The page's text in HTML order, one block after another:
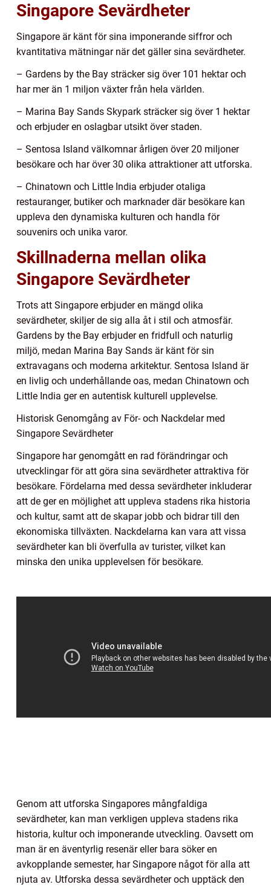
Singapore Sevärdheter
Singapore är känt för sina imponerande siffror och
kvantitativa mätningar när det gäller sina sevärdheter.
– Gardens by the Bay sträcker sig över 101 hektar och
har mer än 1 miljon växter från hela världen.
– Marina Bay Sands Skypark sträcker sig över 1 hektar
och erbjuder en oslagbar utsikt över staden.
– Sentosa Island välkomnar årligen över 20 miljoner
besökare och har över 30 olika attraktioner att utforska.
– Chinatown och Little India erbjuder otaliga
restauranger, butiker och marknader där besökare kan
uppleva den dynamiska kulturen och handla för
souvenirs och unika varor.
Skillnaderna mellan olika
Singapore Sevärdheter
Trots att Singapore erbjuder en mängd olika
sevärdheter, skiljer de sig alla åt i stil och atmosfär.
Gardens by the Bay erbjuder en fridfull och naturlig
miljö, medan Marina Bay Sands är känt för sin
extravagans och moderna arkitektur. Sentosa Island är
en livlig och underhållande oas, medan Chinatown och
Little India ger en autentisk kulturell upplevelse.
Historisk Genomgång av För- och Nackdelar med
Singapore Sevärdheter
Singapore har genomgått en rad förändringar och
utvecklingar för att göra sina sevärdheter attraktiva för
besökare. Fördelarna med dessa sevärdheter inkluderar
att de ger en möjlighet att uppleva stadens rika historia
och kultur, samt att de skapar jobb och bidrar till den
ekonomiska tillväxten. Nackdelarna kan vara att vissa
sevärdheter kan bli överfulla av turister, vilket kan
minska den unika upplevelsen för besökare.
Genom att utforska Singapores mångfaldiga
sevärdheter, kan man verkligen uppleva stadens rika
historia, kultur och imponerande utveckling. Oavsett om
man är en äventyrlig resenär eller bara söker en
avkopplande semester, har Singapore något för alla att
njuta av. Utforska dessa sevärdheter och upptäck den